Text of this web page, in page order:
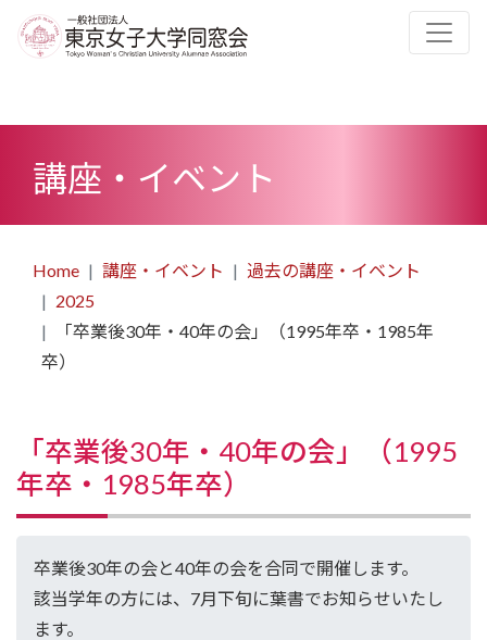
講座・イベント
Home 講座・イベント
過去の講座・イベント
2025
「卒業後30年・40年の会」（1995年卒・1985年
卒）
「卒業後30年・40年の会」（1995
年卒・1985年卒）
卒業後30年の会と40年の会を合同で開催します。
該当学年の方には、7月下旬に葉書でお知らせいたし
ます。